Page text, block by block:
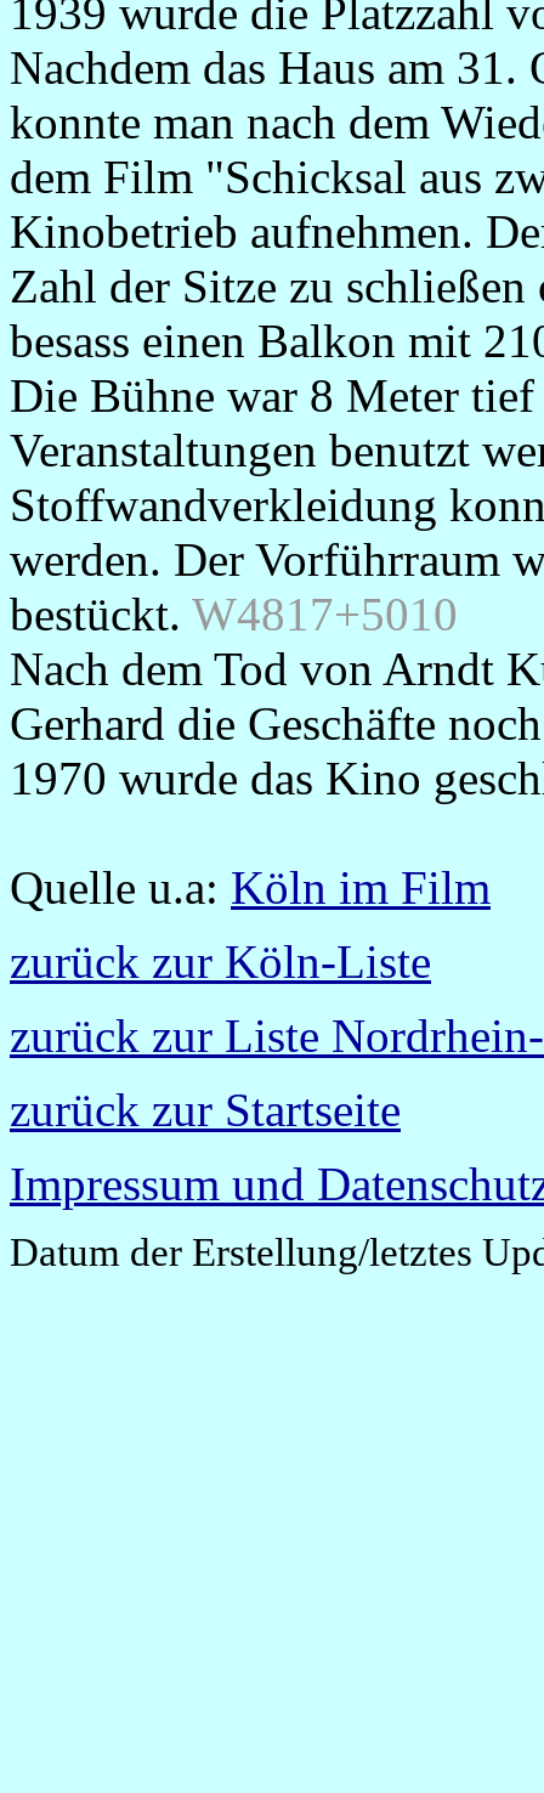
1939 wurde die Platzzahl
Nachdem das Haus am
konnte man nach dem
dem Film "Schicksal aus
Kinobetrieb aufnehmen.
Zahl der Sitze zu
besass einen Balkon mit
Die Bühne war 8 Meter
Veranstaltungen benutzt
Stoffwandverkleidung
werden. Der Vorführraum
bestückt. W4817+5010
Nach dem Tod von Arndt
Gerhard die Geschäfte
1970 wurde das Kino
Quelle u.a: Köln im Film
zurück zur Köln-Liste
zurück zur Liste
zurück zur Startseite
Impressum und
Datum der Erstellung/letztes